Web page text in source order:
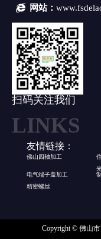
网站：
扫码关注我们
友情链接：
佛山四轴加工
电气端子盖加工
制
精密螺丝
Copyright © 佛山